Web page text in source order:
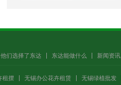
他们选择了东达 东达能做什么 新闻资讯
租摆 无锡办公花卉租赁 无锡绿植批发